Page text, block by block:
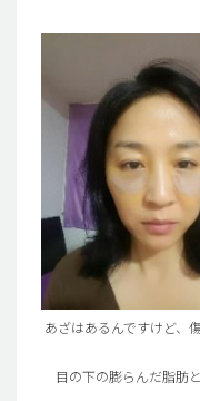
あざはあるんですけど、
目の下の膨らんだ脂肪